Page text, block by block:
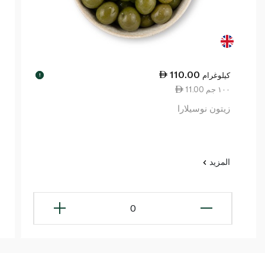
110.00 كيلوغرام !
11.00 ١٠٠ جم
زيتون نوسيلارا
المزيد
0